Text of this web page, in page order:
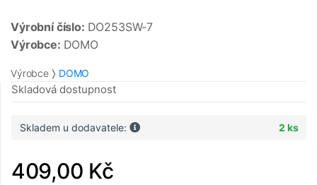
Výrobní číslo: DO253SW-7
Výrobce: DOMO
Výrobce DOMO
Skladová dostupnost
Skladem u dodavatele: 2 ks
409,00 Kč